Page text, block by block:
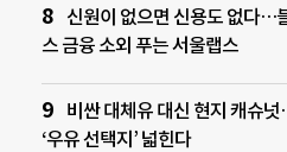
신원이 없으면 신용도 없다…
스 금융 소외 푸는 서울랩스
비싼 대체유 대신 현지 캐슈
‘우유 선택지’ 넓힌다